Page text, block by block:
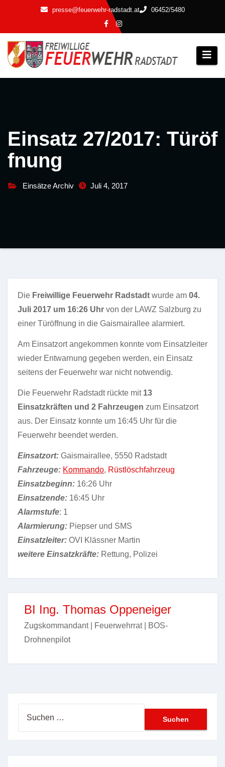
springen
presse@feuerwehr-radstadt.at 06452/5480
Einsatz 27/2017: Türöf
fnung
Einsätze Archiv Juli 4, 2017
Die Freiwillige Feuerwehr Radstadt wurde am 04.
Juli 2017 um 16:26 Uhr von der LAWZ Salzburg zu
einer Türöffnung in die Gaismairallee alarmiert.
Am Einsatzort angekommen konnte vom Einsatzleiter
wieder Entwarnung gegeben werden, ein Einsatz
seitens der Feuerwehr war nicht notwendig.
Die Feuerwehr Radstadt rückte mit 13
Einsatzkräften und 2 Fahrzeugen zum Einsatzort
aus. Der Einsatz konnte um 16:45 Uhr für die
Feuerwehr beendet werden.
Einsatzort: Gaismairallee, 5550 Radstadt
Fahrzeuge: Kommando, Rüstlöschfahrzeug
Einsatzbeginn: 16:26 Uhr
Einsatzende: 16:45 Uhr
Alarmstufe: 1
Alarmierung: Piepser und SMS
Einsatzleiter: OVI Klässner Martin
weitere Einsatzkräfte: Rettung, Polizei
BI Ing. Thomas Oppeneiger
Zugskommandant | Feuerwehrrat | BOS-
Drohnenpilot